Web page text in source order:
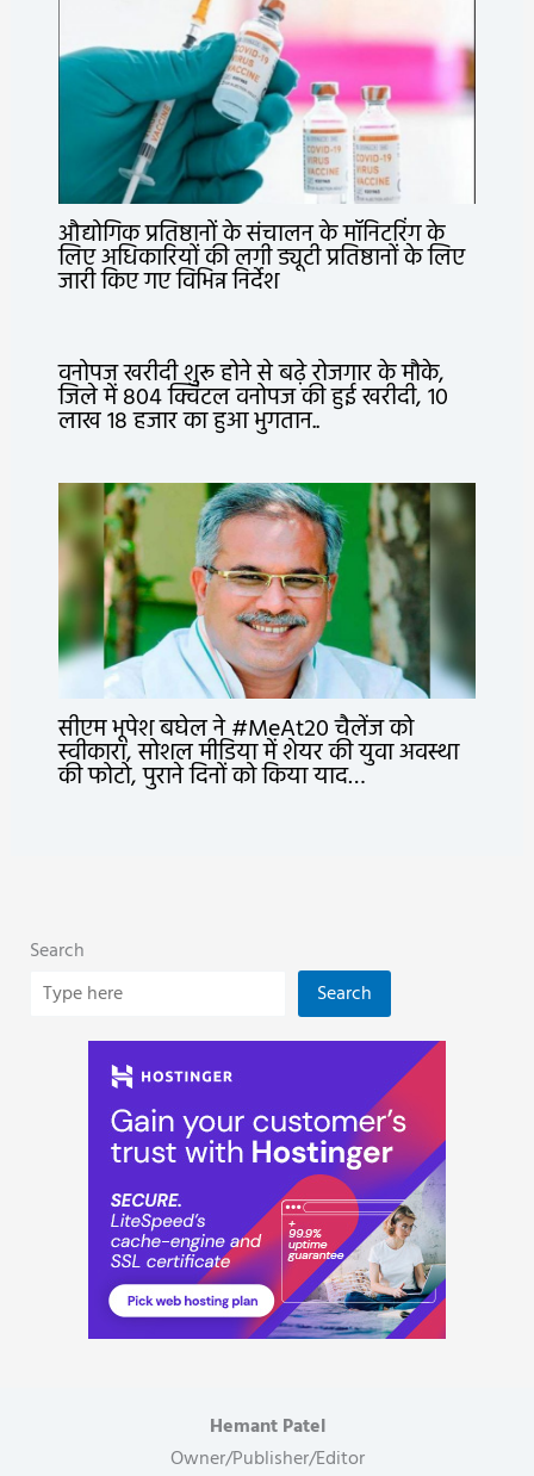
औद्योगिक प्रतिष्ठानों के संचालन के मॉनिटरिंग के
लिए अधिकारियों की लगी ड्यूटी प्रतिष्ठानों के लिए
जारी किए गए विभिन्न निर्देश
वनोपज खरीदी शुरू होने से बढ़े रोजगार के मौके,
जिले में 804 क्विंटल वनोपज की हुई खरीदी, 10
लाख 18 हजार का हुआ भुगतान..
सीएम भूपेश बघेल ने #MeAt20 चैलेंज को
स्वीकारा, सोशल मीडिया में शेयर की युवा अवस्था
की फोटो, पुराने दिनों को किया याद…
Search
Search
Hemant Patel
Owner/Publisher/Editor